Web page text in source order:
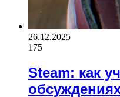
26.12.2025
175
Steam: как